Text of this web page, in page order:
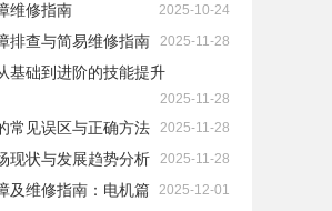
维修指南 2025-10-24
排查与简易维修指南 2025-11-28
基础到进阶的技能提升
2025-11-28
常见误区与正确方法 2025-11-28
现状与发展趋势分析 2025-11-28
及维修指南：电机篇 2025-12-01